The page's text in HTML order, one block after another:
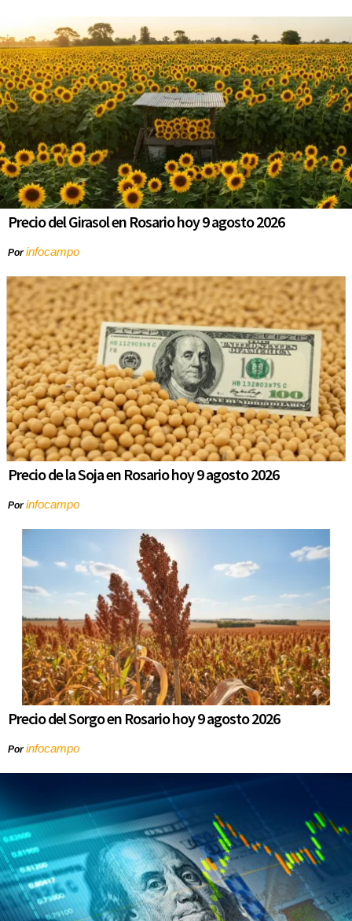
Precio del Girasol en Rosario hoy 9 agosto 2026
Porinfocampo
Precio de la Soja en Rosario hoy 9 agosto 2026
Porinfocampo
Precio del Sorgo en Rosario hoy 9 agosto 2026
Porinfocampo